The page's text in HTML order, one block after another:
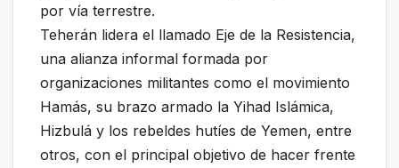
por vía terrestre.
Teherán lidera el llamado Eje de la Resistencia,
una alianza informal formada por
organizaciones militantes como el movimiento
Hamás, su brazo armado la Yihad Islámica,
Hizbulá y los rebeldes hutíes de Yemen, entre
otros, con el principal objetivo de hacer frente